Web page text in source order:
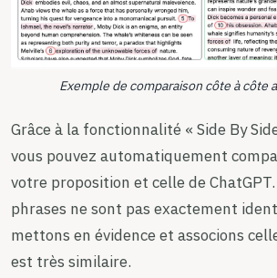
Exemple de comparaison côte à côte
Grâce à la fonctionnalité « Side By
vous pouvez automatiquement
votre proposition et celle de
phrases ne sont pas exactement
mettons en évidence et associons
est très similaire.